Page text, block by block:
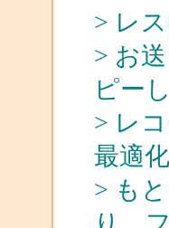
> レ
> お
ピー
> レ
最適
> も